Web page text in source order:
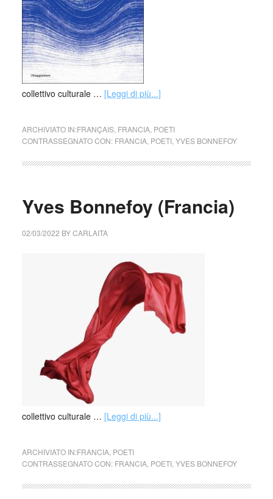
collettivo culturale … [Leggi di più...]
ARCHIVIATO IN:FRANÇAIS, FRANCIA, POETI
CONTRASSEGNATO CON: FRANCIA, POETI, YVES BONNEFOY
Yves Bonnefoy (Francia)
02/03/2022 BYCARLAITA
collettivo culturale … [Leggi di più...]
ARCHIVIATO IN:FRANCIA, POETI
CONTRASSEGNATO CON: FRANCIA, POETI, YVES BONNEFOY